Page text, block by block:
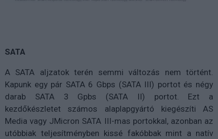
SATA
A SATA aljzatok terén semmi változás nem történt.
Kapunk egy pár SATA 6 Gbps (SATA III) portot és négy
darab SATA 3 Gpbs (SATA II) portot. Ezt a
kezdőkészletet számos alaplapgyártó kiegészíti AS
Media vagy JMicron SATA III-mas portokkal, azonban az
utóbbiak teljesítményben kissé fakóbbak mint a natív